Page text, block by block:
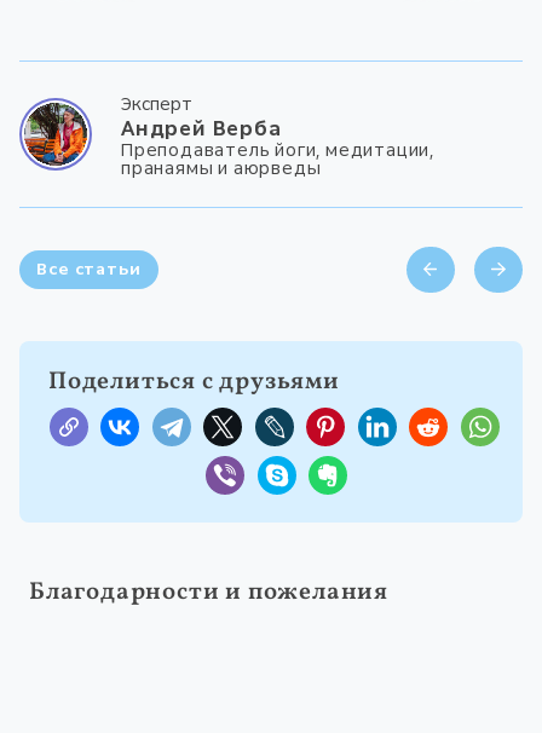
Эксперт
Андрей Верба
Преподаватель йоги, медитации,
пранаямы и аюрведы
Все статьи
Поделиться с друзьями
Благодарности и пожелания